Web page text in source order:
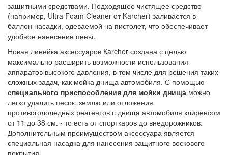
защитными средствами. Подходящее чистящее средство
(например, Ultra Foam Cleaner oт Karcher) заливается в
баллон насадки, одеваемой на пистолет, что обеспечивает
удобное нанесение пены.
Новая линейка аксессуаров Кarcher создана с целью
максимально расширить возможности использования
аппаратов высокого давления, в том числе для решения таких
сложных задач, как мойка днища автомобиля. С помощью
специального приспособления для мойки днища можно
легко удалить песок, землю или отложения
противогололедных реагентов с днища автомобиля клиренсом
от 11 до 38 см. - то есть от спорткаров до внедорожников.
Дополнительным преимуществом аксессуара является
специальная насадка для нанесения защитного воскового